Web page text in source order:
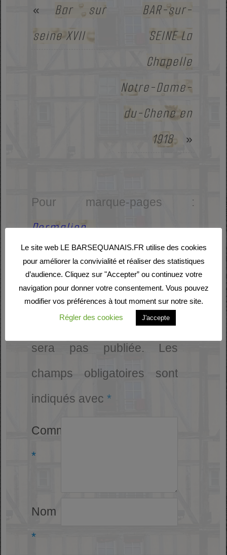
« Bar sur
seine XVII
BAR-sur-
SEINE La
Chapelle
Notre-Dame-
du-Chene en
1918
»
Pour marque-pages :
Permalien .
Laisser un commentaire
Votre adresse e-mail ne
sera pas publiée.
Les
champs obligatoires sont
indiqués avec*
Commentaire
*
Nom
*
Le site web LE BARSEQUANAIS.FR utilise des cookies
pour améliorer la convivialité et réaliser des statistiques
d’audience. Cliquez sur "Accepter” ou continuez votre
navigation pour donner votre consentement. Vous pouvez
modifier vos préférences à tout moment sur notre site.
Régler des cookies
J'accepte